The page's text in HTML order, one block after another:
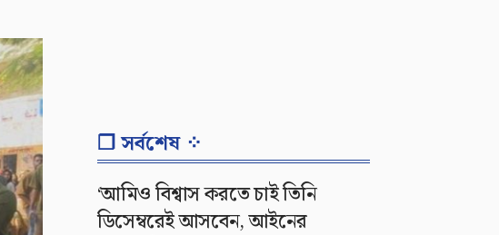
❐ সর্বশেষ ⁘
‘আমিও বিশ্বাস করতে চাই তিনি
ডিসেম্বরেই আসবেন, আইনের